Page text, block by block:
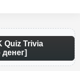
Quiz Trivia